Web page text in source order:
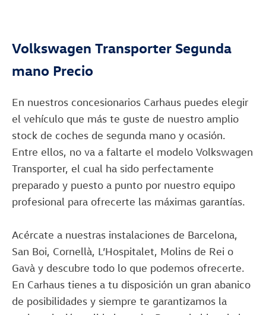
Volkswagen Transporter Segunda
mano Precio
En nuestros concesionarios Carhaus puedes elegir
el vehículo que más te guste de nuestro amplio
stock de coches de segunda mano y ocasión.
Entre ellos, no va a faltarte el modelo Volkswagen
Transporter, el cual ha sido perfectamente
preparado y puesto a punto por nuestro equipo
profesional para ofrecerte las máximas garantías.
Acércate a nuestras instalaciones de Barcelona,
San Boi, Cornellà, L’Hospitalet, Molins de Rei o
Gavà y descubre todo lo que podemos ofrecerte.
En Carhaus tienes a tu disposición un gran abanico
de posibilidades y siempre te garantizamos la